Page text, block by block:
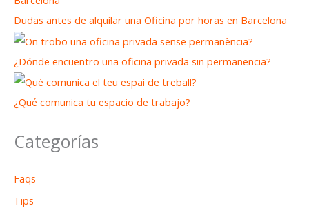
Dudas antes de alquilar una Oficina por horas en Barcelona
¿Dónde encuentro una oficina privada sin permanencia?
¿Qué comunica tu espacio de trabajo?
Categorías
Faqs
Tips